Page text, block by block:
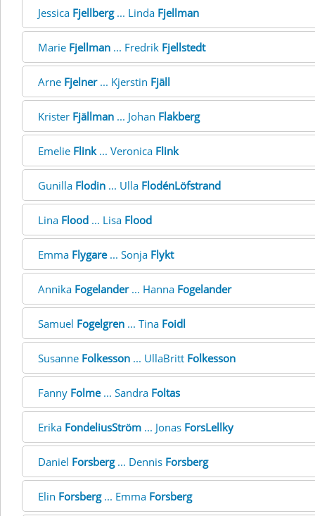
Jessica Fjellberg... Linda Fjellman
Marie Fjellman ... Fredrik Fjellstedt
Arne Fjelner... Kjerstin Fjäll
Krister Fjällman ... Johan Flakberg
Emelie Flink... Veronica Flink
Gunilla Flodin ... Ulla FlodénLöfstrand
Lina Flood ... Lisa Flood
Emma Flygare... Sonja Flykt
Annika Fogelander... Hanna Fogelander
Samuel Fogelgren ... Tina Foidl
Susanne Folkesson ... UllaBritt Folkesson
Fanny Folme... Sandra Foltas
Erika FondeliusStröm ... Jonas ForsLellky
Daniel Forsberg... Dennis Forsberg
Elin Forsberg... Emma Forsberg